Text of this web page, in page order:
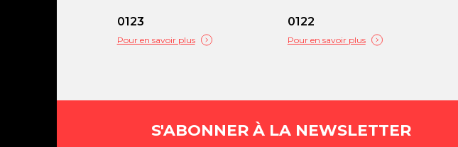
0123
Pour en savoir plus
0122
Pour en savoir plus
S'ABONNER À LA NEWSLETTER